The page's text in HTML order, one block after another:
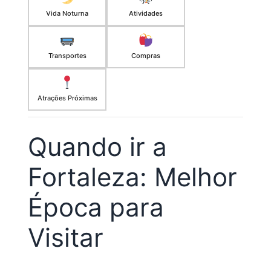
Vida Noturna Atividades
Transportes Compras
Atrações Próximas
Quando ir a
Fortaleza: Melhor
Época para
Visitar